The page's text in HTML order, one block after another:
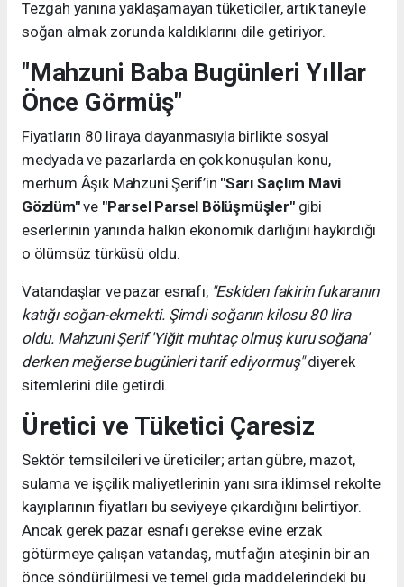
Tezgah yanına yaklaşamayan tüketiciler, artık taneyle
soğan almak zorunda kaldıklarını dile getiriyor.
"Mahzuni Baba Bugünleri Yıllar
Önce Görmüş"
Fiyatların 80 liraya dayanmasıyla birlikte sosyal
medyada ve pazarlarda en çok konuşulan konu,
merhum Âşık Mahzuni Şerif’in "Sarı Saçlım Mavi
Gözlüm"ve "Parsel Parsel Bölüşmüşler"gibi
eserlerinin yanında halkın ekonomik darlığını haykırdığı
o ölümsüz türküsü oldu.
Vatandaşlar ve pazar esnafı, "Eskiden fakirin fukaranın
katığı soğan-ekmekti. Şimdi soğanın kilosu 80 lira
oldu. Mahzuni Şerif 'Yiğit muhtaç olmuş kuru soğana'
derken meğerse bugünleri tarif ediyormuş"diyerek
sitemlerini dile getirdi.
Üretici ve Tüketici Çaresiz
Sektör temsilcileri ve üreticiler; artan gübre, mazot,
sulama ve işçilik maliyetlerinin yanı sıra iklimsel rekolte
kayıplarının fiyatları bu seviyeye çıkardığını belirtiyor.
Ancak gerek pazar esnafı gerekse evine erzak
götürmeye çalışan vatandaş, mutfağın ateşinin bir an
önce söndürülmesi ve temel gıda maddelerindeki bu